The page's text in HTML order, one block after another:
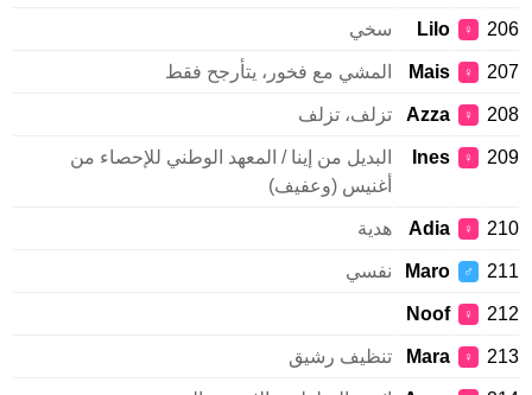
♀
Lilo سخي
♀
Mais المشي مع فخور، يتأرجح فقط
♀
Azza تزلف، تزلف
♀
Ines
البديل من إينا / المعهد الوطني للإحصاء من
أغنيس (وعفيف)
♀
Adia هدية
♂
Maro نفسي
♀
Noof
♀
Mara تنظيف رشيق